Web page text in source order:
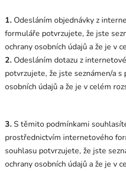
1. Odesláním objednávky z
formuláře potvrzujete, že jste
ochrany osobních údajů a že je v
2. Odesláním dotazu z
potvrzujete, že jste seznámen/a s
osobních údajů a že je v celém
3. S těmito podmínkami
prostřednictvím internetového
souhlasu potvrzujete, že jste
ochrany osobních údajů a že je v